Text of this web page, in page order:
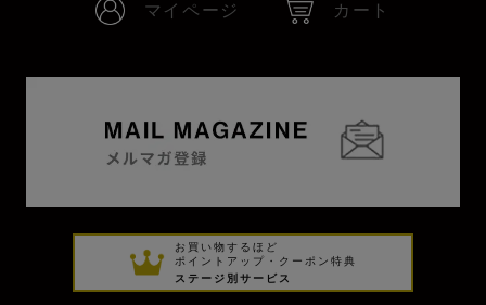
マイページ カート
お買い物するほど
ポイントアップ・クーポン特典
ステージ別サービス